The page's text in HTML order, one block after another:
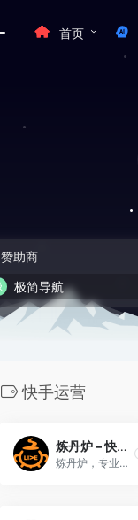
首页
赞助商
极简导航
快手运营
炼丹炉 – 快手电商大数据专家
炼丹炉，专业快手数据服务商。为快⼿达⼈、MCN机构和快⼿电商服务商在快⼿号运营、内容创作及直播电商等业务提供专业的数据服务。